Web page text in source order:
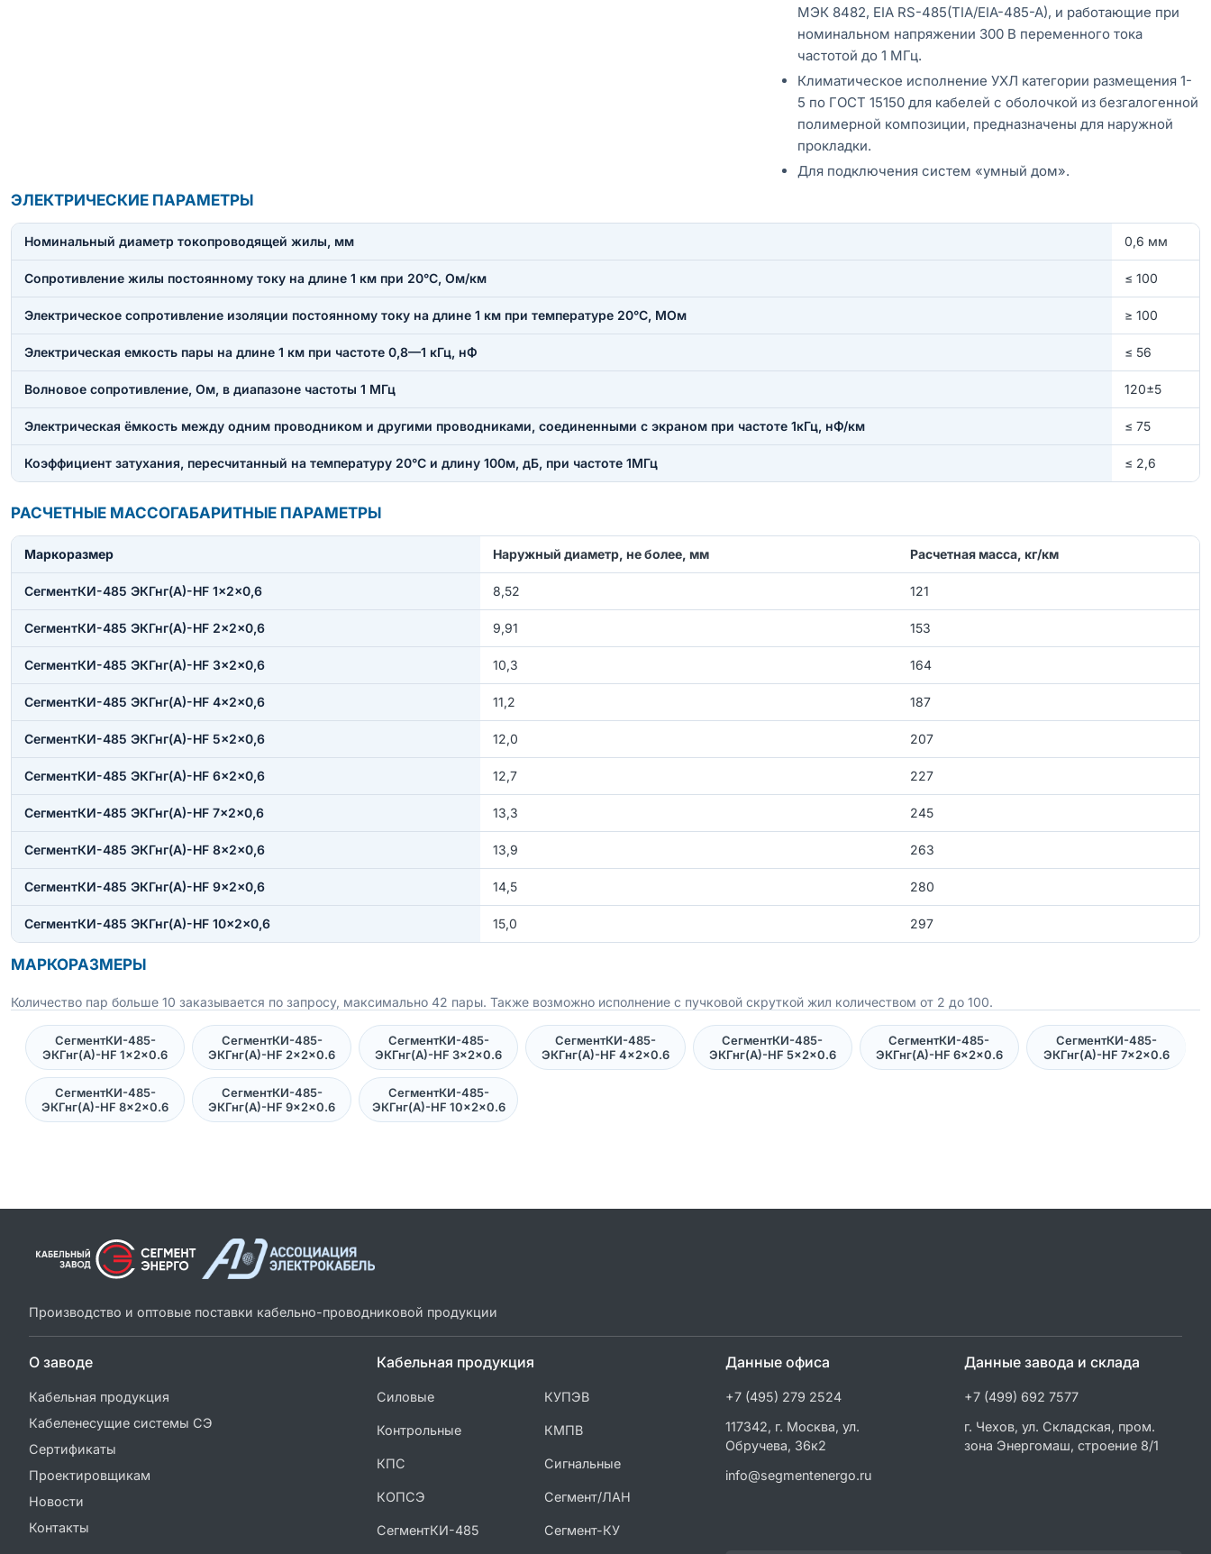
МЭК 8482, EIA RS-485(TIA/EIA-485-A), и работающие при
номинальном напряжении 300 В переменного тока
частотой до 1 МГц.
Климатическое исполнение УХЛ категории размещения 1-
5 по ГОСТ 15150 для кабелей с оболочкой из безгалогенной
полимерной композиции, предназначены для наружной
прокладки.
Для подключения систем «умный дом».
ЭЛЕКТРИЧЕСКИЕ ПАРАМЕТРЫ
Номинальный диаметр токопроводящей жилы, мм 0,6 мм
Сопротивление жилы постоянному току на длине 1 км при 20°С, Ом/км ≤ 100
Электрическое сопротивление изоляции постоянному току на длине 1 км при температуре 20°С, МОм ≥ 100
Электрическая емкость пары на длине 1 км при частоте 0,8—1 кГц, нФ ≤ 56
Волновое сопротивление, Ом, в диапазоне частоты 1 МГц 120±5
Электрическая ёмкость между одним проводником и другими проводниками, соединенными с экраном при частоте 1кГц, нФ/км ≤ 75
Коэффициент затухания, пересчитанный на температуру 20°С и длину 100м, дБ, при частоте 1МГц ≤ 2,6
РАСЧЕТНЫЕ МАССОГАБАРИТНЫЕ ПАРАМЕТРЫ
Маркоразмер Наружный диаметр, не более, мм Расчетная масса, кг/км
СегментКИ-485 ЭКГнг(А)-HF 1×2×0,6 8,52 121
СегментКИ-485 ЭКГнг(А)-HF 2×2×0,6 9,91 153
СегментКИ-485 ЭКГнг(А)-HF 3×2×0,6 10,3 164
СегментКИ-485 ЭКГнг(А)-HF 4×2×0,6 11,2 187
СегментКИ-485 ЭКГнг(А)-HF 5×2×0,6 12,0 207
СегментКИ-485 ЭКГнг(А)-HF 6×2×0,6 12,7 227
СегментКИ-485 ЭКГнг(А)-HF 7×2×0,6 13,3 245
СегментКИ-485 ЭКГнг(А)-HF 8×2×0,6 13,9 263
СегментКИ-485 ЭКГнг(А)-HF 9×2×0,6 14,5 280
СегментКИ-485 ЭКГнг(А)-HF 10×2×0,6 15,0 297
МАРКОРАЗМЕРЫ
Количество пар больше 10 заказывается по запросу, максимально 42 пары. Также возможно исполнение с пучковой скруткой жил количеством от 2 до 100.
СегментКИ-485-
ЭКГнг(А)-HF 1×2×0.6
СегментКИ-485-
ЭКГнг(А)-HF 2×2×0.6
СегментКИ-485-
ЭКГнг(А)-HF 3×2×0.6
СегментКИ-485-
ЭКГнг(А)-HF 4×2×0.6
СегментКИ-485-
ЭКГнг(А)-HF 5×2×0.6
СегментКИ-485-
ЭКГнг(А)-HF 6×2×0.6
СегментКИ-485-
ЭКГнг(А)-HF 7×2×0.6
СегментКИ-485-
ЭКГнг(А)-HF 8×2×0.6
СегментКИ-485-
ЭКГнг(А)-HF 9×2×0.6
СегментКИ-485-
ЭКГнг(А)-HF 10×2×0.6
Производство и оптовые поставки кабельно-проводниковой продукции
О заводе
Кабельная продукция
Кабеленесущие системы СЭ
Сертификаты
Проектировщикам
Новости
Контакты
Кабельная продукция
Силовые КУПЭВ
Контрольные КМПВ
КПС Сигнальные
КОПСЭ Сегмент/ЛАН
СегментКИ-485 Сегмент-КУ
Данные офиса
+7 (495) 279 2524
117342, г. Москва, ул.
Обручева, 36к2
info@segmentenergo.ru
Данные завода и склада
+7 (499) 692 7577
г. Чехов, ул. Складская, пром.
зона Энергомаш, строение 8/1